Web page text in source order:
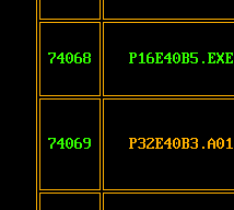
74068 P16E40B5.EXE
74069 P32E40B3.A01